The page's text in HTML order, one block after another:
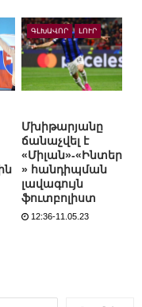
ԳԼԽԱՎՈՐ ԼՈՒՐ
Մխիթարյանը
ճանաչվել է
«Միլան»-«Ինտեր
» հանդիպման
լավագույն
ֆուտբոլիստ
12:36-11.05.23